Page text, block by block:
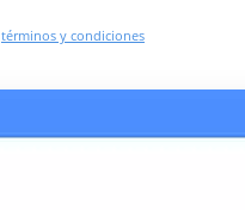
términos y condiciones